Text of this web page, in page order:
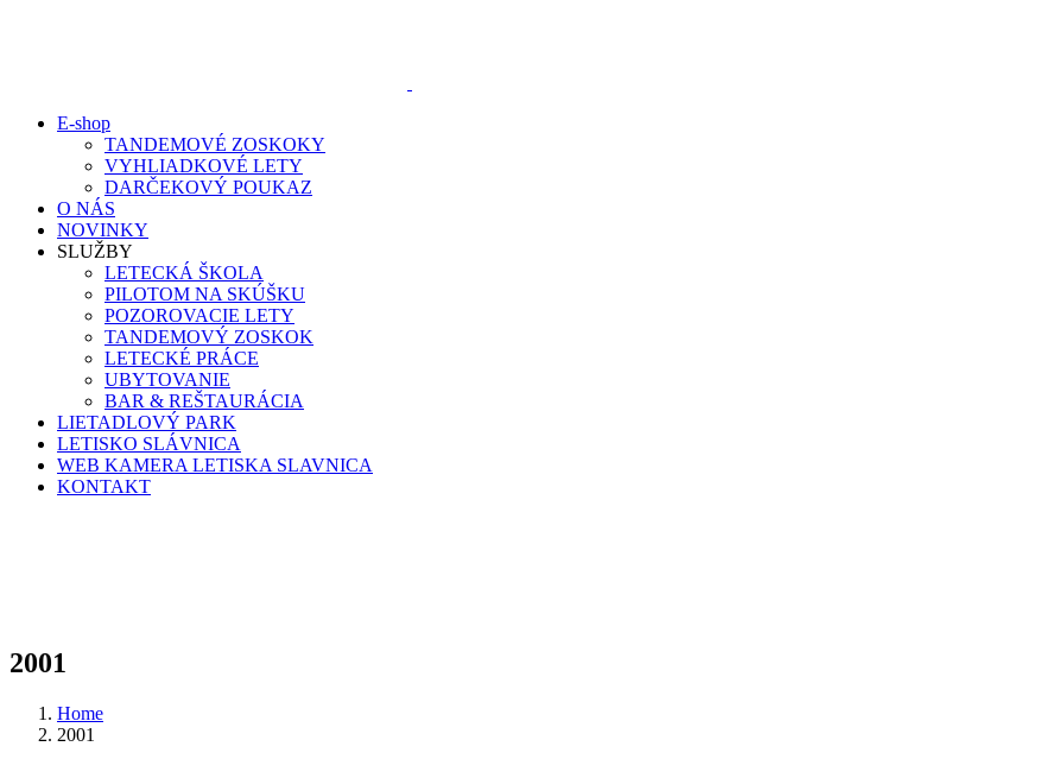
E-shop
TANDEMOVÉ ZOSKOKY
VYHLIADKOVÉ LETY
DARČEKOVÝ POUKAZ
O NÁS
NOVINKY
SLUŽBY
LETECKÁ ŠKOLA
PILOTOM NA SKÚŠKU
POZOROVACIE LETY
TANDEMOVÝ ZOSKOK
LETECKÉ PRÁCE
UBYTOVANIE
BAR & REŠTAURÁCIA
LIETADLOVÝ PARK
LETISKO SLÁVNICA
WEB KAMERA LETISKA SLAVNICA
KONTAKT
2001
Home
2001